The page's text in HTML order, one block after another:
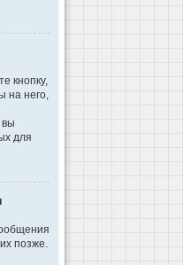
кнопку,
на него,
вы
для
позже.